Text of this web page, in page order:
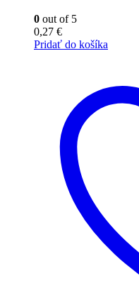
0 out of 5
0,27 €
Pridať do košíka